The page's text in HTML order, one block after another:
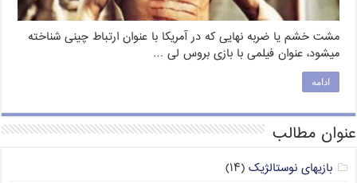
مشت خشم یا ضربه نهایی که در آمریکا با عنوان ارتباط چینی شناخته
میشود، عنوان فیلمی با بازی بروس لی …
ادامه
عنوان مطالب
بازیهای نوستالژیک (۱۴)